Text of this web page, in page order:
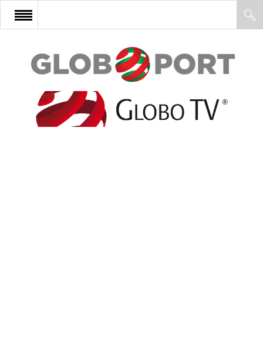
FŐOLDAL
AFRIKA